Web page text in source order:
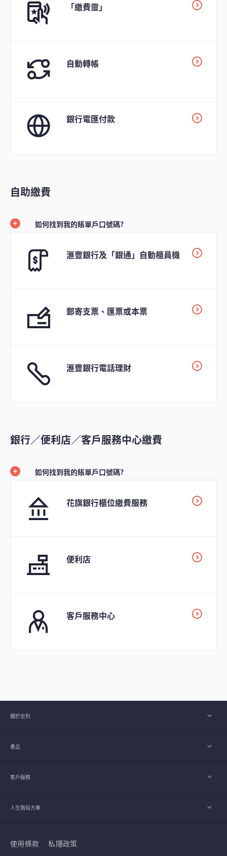
「繳費靈」
自動轉帳
銀行電匯付款
自助繳費
如何找到我的賬單戶口號碼?
滙豐銀行及「銀通」自動櫃員機
郵寄支票、匯票或本票
滙豐銀行電話理財
銀行／便利店／客戶服務中心繳費
如何找到我的賬單戶口號碼?
花旗銀行櫃位繳費服務
便利店
客戶服務中心
關於宏利
產品
客戶服務
人生階段方案
使用條款 私隱政策